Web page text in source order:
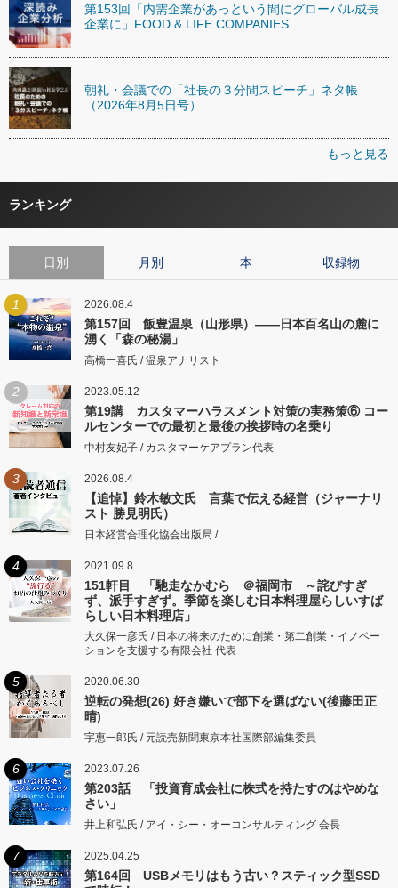
第153回「内需企業があっという間にグローバル成長
企業に」FOOD & LIFE COMPANIES
朝礼・会議での「社長の３分間スピーチ」ネタ帳
（2026年8月5日号）
もっと見る
ランキング
日別 月別 本 収録物
1 2026.08.4
第157回 飯豊温泉（山形県）――日本百名山の麓に
湧く「森の秘湯」
高橋一喜氏 / 温泉アナリスト
2 2023.05.12
第19講 カスタマーハラスメント対策の実務策⑥ コー
ルセンターでの最初と最後の挨拶時の名乗り
中村友妃子 / カスタマーケアプラン代表
3 2026.08.4
【追悼】鈴木敏文氏 言葉で伝える経営（ジャーナリ
スト 勝見明氏）
日本経営合理化協会出版局 /
4 2021.09.8
151軒目 「馳走なかむら ＠福岡市 ～詫びすぎ
ず、派手すぎず。季節を楽しむ日本料理屋らしいすば
らしい日本料理店」
大久保一彦氏 / 日本の将来のために創業・第二創業・イノベー
ションを支援する有限会社 代表
5 2020.06.30
逆転の発想(26) 好き嫌いで部下を選ばない(後藤田正
晴)
宇惠一郎氏 / 元読売新聞東京本社国際部編集委員
6 2023.07.26
第203話 「投資育成会社に株式を持たすのはやめな
さい」
井上和弘氏 / アイ・シー・オーコンサルティング 会長
7 2025.04.25
第164回 USBメモリはもう古い？スティック型SSD